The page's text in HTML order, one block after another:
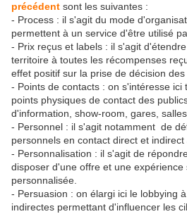
précédent sont les suivantes :
- Process : il s'agit du mode
permettent à un service d'être utilisé
- Prix reçus et labels : il s'agit
territoire à toutes les récompenses
effet positif sur la prise de décision des
- Points de contacts : on s'intéresse ici
points physiques de contact des
d'information, show-room, gares,
- Personnel : il s'agit notamment de
personnels en contact direct et indirect
- Personnalisation : il s'agit de
disposer d'une offre et une expérience
personnalisée.
- Persuasion : on élargi ici le lobbying
indirectes permettant d'influencer les